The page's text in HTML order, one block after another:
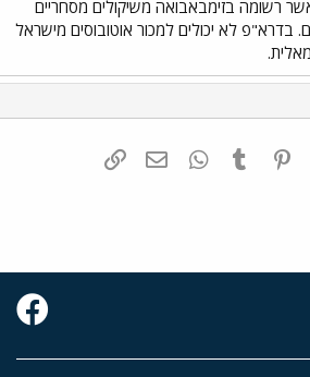
רשומה בזימבאבואה משיקולים מסחריים
בדרא"פ לא יכולים למכור אוטובוסים מישראל
Reddit
Pinterest
Tumblr
WhatsAppדואר אלקטרוני